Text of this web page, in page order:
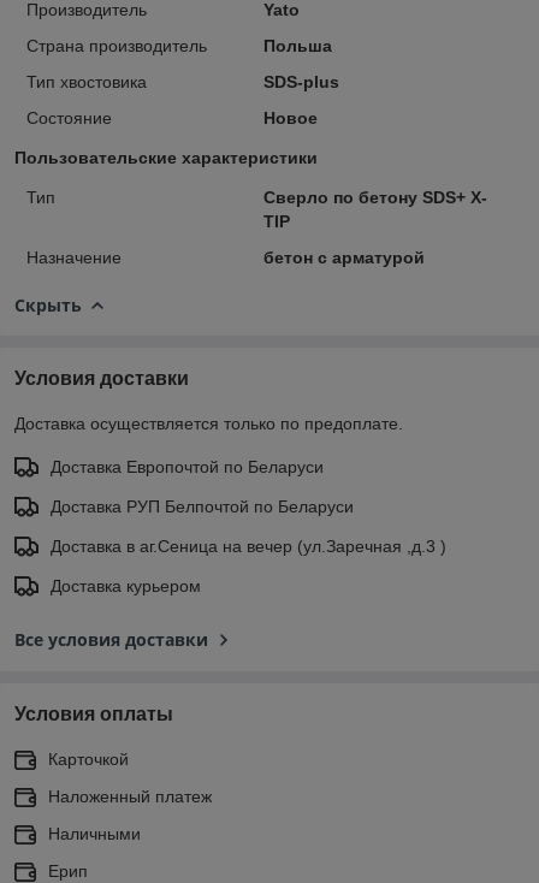
Производитель
Yato
Страна производитель
Польша
Тип хвостовика
SDS-plus
Состояние
Новое
Пользовательские характеристики
Тип
Сверло по бетону SDS+ X-
TIP
Назначение
бетон с арматурой
Скрыть
Условия доставки
Доставка осуществляется только по предоплате.
Доставка Европочтой по Беларуси
Доставка РУП Белпочтой по Беларуси
Доставка в аг.Сеница на вечер (ул.Заречная ,д.3 )
Доставка курьером
Все условия доставки
Условия оплаты
Карточкой
Наложенный платеж
Наличными
Ерип